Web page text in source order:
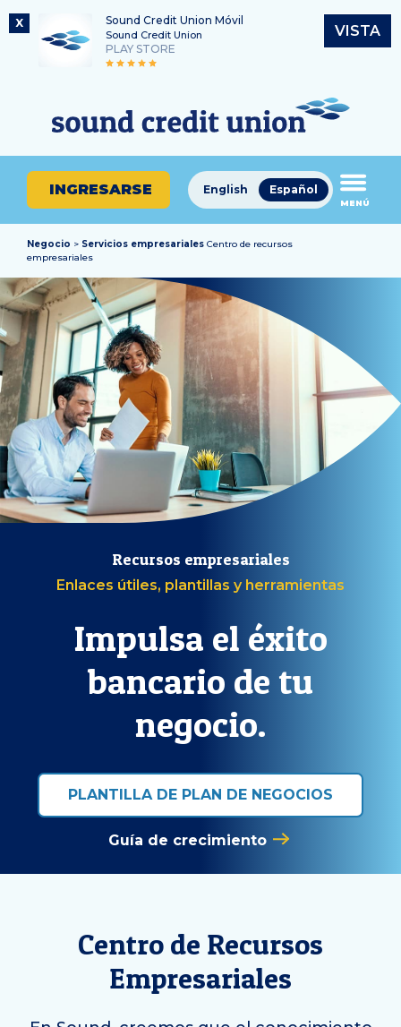
X Sound Credit Union Móvil
Sound Credit Union
PLAY STORE
VISTA
contenido
sesión
banca
en
línea
Número de ruta
325183220
¿En
qué
podemos
ayudarle
a
encontrar?
Español
English
INGRESARSE
MENÚ
Negocio > Servicios empresariales Centro de recursos
empresariales
Recursos empresariales
Enlaces útiles, plantillas y herramientas
Impulsa el éxito
bancario de tu
negocio.
PLANTILLA DE PLAN DE NEGOCIOS
Guía de crecimiento
Centro de Recursos
Empresariales